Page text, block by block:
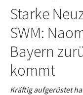
Starke
SWM:
Bayern
kommt
Kräftig aufgerüstet